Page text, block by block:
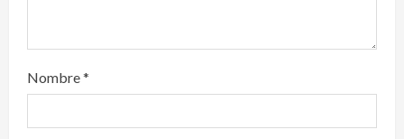
Nombre*